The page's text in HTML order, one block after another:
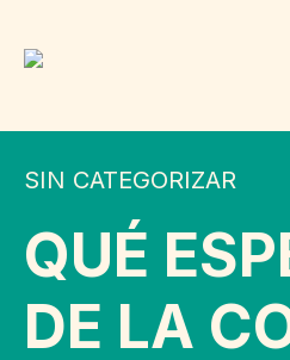
SIN CATEGORIZAR
QUÉ
DE LA